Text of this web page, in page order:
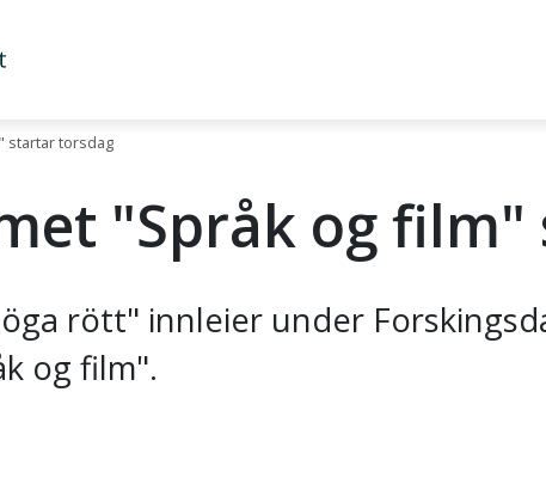
startar torsdag
"Språk og
rött" innleier under
og film".